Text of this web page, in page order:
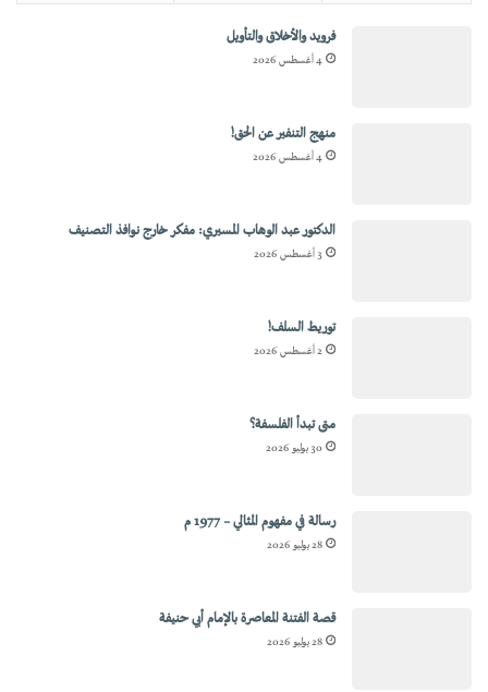
فرويد والأخلاق والتأويل
4 أغسطس 2026
منهج التنفير عن الحق!
4 أغسطس 2026
الدكتور عبد الوهاب المسيري: مفكر خارج نوافذ التصنيف
3 أغسطس 2026
توريط السلف!
2 أغسطس 2026
متى تبدأ الفلسفة؟
30 يوليو 2026
رسالة في مفهوم المثالي – 1977 م
28 يوليو 2026
قصة الفتنة المعاصرة بالإمام أبي حنيفة
28 يوليو 2026